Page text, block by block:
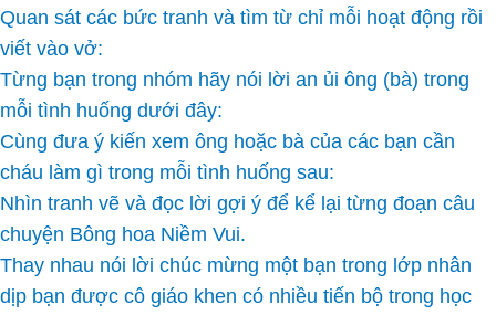
Quan sát các bức tranh và tìm từ chỉ mỗi hoạt động rồi
viết vào vở:
Từng bạn trong nhóm hãy nói lời an ủi ông (bà) trong
mỗi tình huống dưới đây:
Cùng đưa ý kiến xem ông hoặc bà của các bạn cần
cháu làm gì trong mỗi tình huống sau:
Nhìn tranh vẽ và đọc lời gợi ý để kể lại từng đoạn câu
chuyện Bông hoa Niềm Vui.
Thay nhau nói lời chúc mừng một bạn trong lớp nhân
dịp bạn được cô giáo khen có nhiều tiến bộ trong học